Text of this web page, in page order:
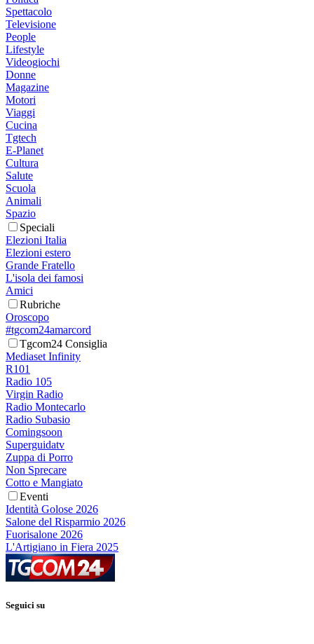
Spettacolo
Televisione
People
Lifestyle
Videogiochi
Donne
Magazine
Motori
Viaggi
Cucina
Tgtech
E-Planet
Cultura
Salute
Scuola
Animali
Spazio
Speciali
Elezioni Italia
Elezioni estero
Grande Fratello
L'isola dei famosi
Amici
Rubriche
Oroscopo
#tgcom24amarcord
Tgcom24 Consiglia
Mediaset Infinity
R101
Radio 105
Virgin Radio
Radio Montecarlo
Radio Subasio
Comingsoon
Superguidatv
Zuppa di Porro
Non Sprecare
Cotto e Mangiato
Eventi
Identità Golose 2026
Salone del Risparmio 2026
Fuorisalone 2026
L'Artigiano in Fiera 2025
Seguici su